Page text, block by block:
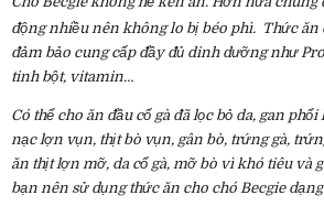
động nhiều nên không lo bị béo phì. Thức ăn
đảm bảo cung cấp đầy đủ dinh dưỡng như
tinh bột, vitamin…
Có thể cho ăn đầu cổ gà đã lọc bỏ da, gan
nạc lợn vụn, thịt bò vụn, gân bò, trứng gà,
ăn thịt lợn mỡ, da cổ gà, mỡ bò vì khó tiêu và
bạn nên sử dụng thức ăn cho chó Becgie